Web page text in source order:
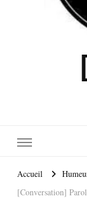
Accueil
[Conversation]